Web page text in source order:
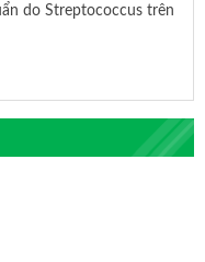
do Streptococcus trên